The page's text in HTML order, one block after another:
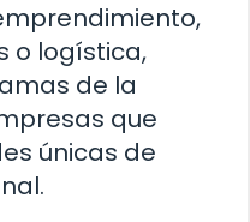
o logística,
de la
que
únicas de